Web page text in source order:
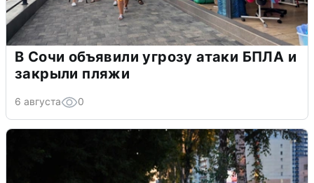
В Сочи объявили угрозу атаки БПЛА и
закрыли пляжи
6 августа 0